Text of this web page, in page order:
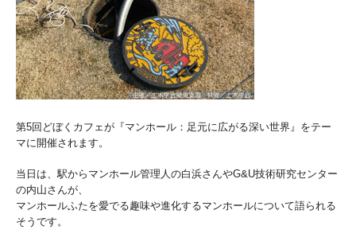
第5回どぼくカフェが『マンホール：足元に広がる深い世界』をテー
マに開催されます。
当日は、駅からマンホール管理人の白浜さんやG&U技術研究センター
の内山さんが、
マンホールふたを愛でる趣味や進化するマンホールについて語られる
そうです。